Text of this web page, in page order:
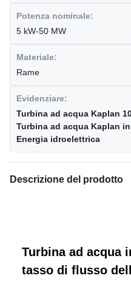
Potenza nominale:
5 kW-50 MW
Materiale:
Rame
Evidenziare:
Turbina ad acqua Kaplan
Turbina ad acqua Kaplan
Energia idroelettrica
Descrizione del prodotto
Turbina ad acqua
tasso di flusso